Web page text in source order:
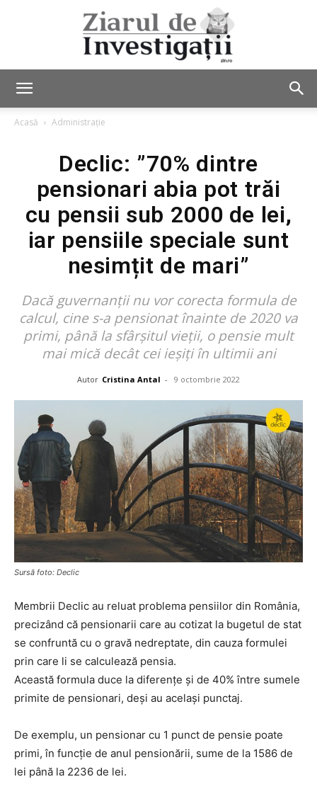
de
Acasă Administrație
Declic: ”70% dintre
pensionari abia pot trăi
cu pensii sub 2000 de lei,
iar pensiile speciale sunt
nesimțit de mari”
Dacă guvernanții nu vor corecta formula de
calcul, cine s-a pensionat înainte de 2020 va
primi, până la sfârșitul vieții, o pensie mult
mai mică decât cei ieșiți în ultimii ani
Autor Cristina Antal - 9 octombrie 2022
Sursă foto: Declic
Membrii Declic au reluat problema pensiilor din România,
precizând că pensionarii care au cotizat la bugetul de stat
se confruntă cu o gravă nedreptate, din cauza formulei
prin care li se calculează pensia.
Această formula duce la diferențe și de 40% între sumele
primite de pensionari, deși au același punctaj.
De exemplu, un pensionar cu 1 punct de pensie poate
primi, în funcție de anul pensionării, sume de la 1586 de
lei până la 2236 de lei.